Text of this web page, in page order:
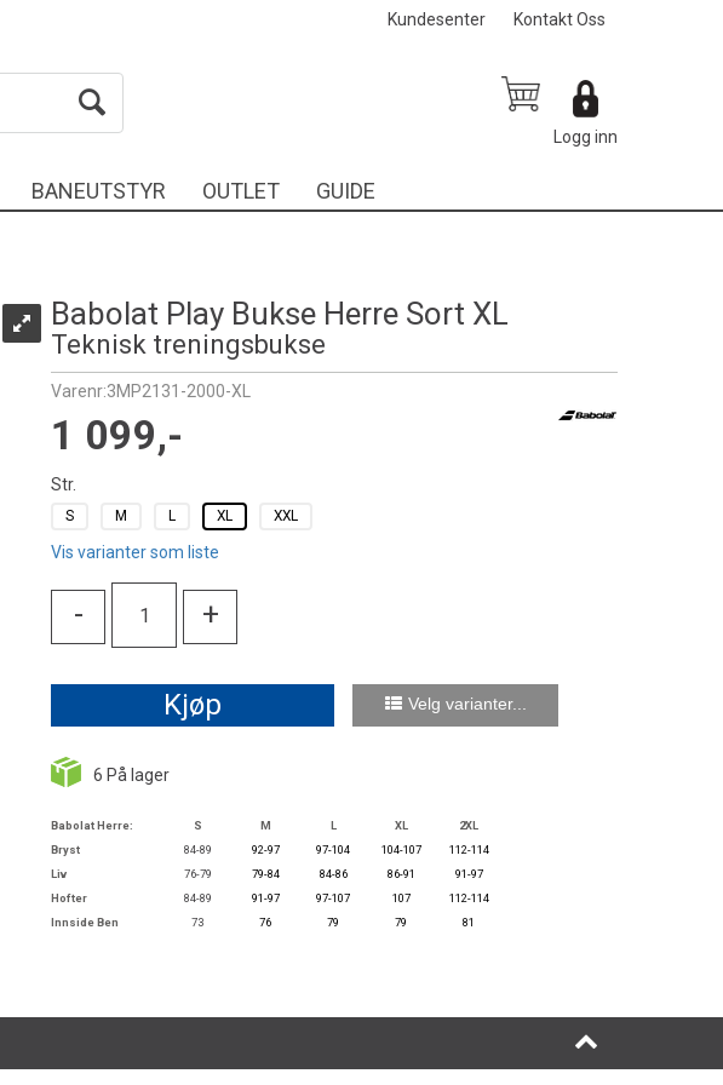
Kundesenter Kontakt Oss
Logg inn
BANEUTSTYR OUTLET GUIDE
Babolat Play Bukse Herre Sort XL
Teknisk treningsbukse
Varenr:3MP2131-2000-XL
1 099,-
Str.
S M L XL XXL
Vis varianter som liste
- +
Kjøp Velg varianter...
6 På lager
Babolat Herre: S M L XL
2XL
Bryst
84-89 92-97 97-104 104-107
112-114
Liv
76-79 79-84 84-86 86-91
91-97
Hofter
84-89 91-97 97-107 107
112-114
Innside Ben
73 76 79 79 81